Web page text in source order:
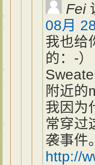
Fei
08月
我也给
的：-
附近的
我因为
常穿过
袭事件。
http://